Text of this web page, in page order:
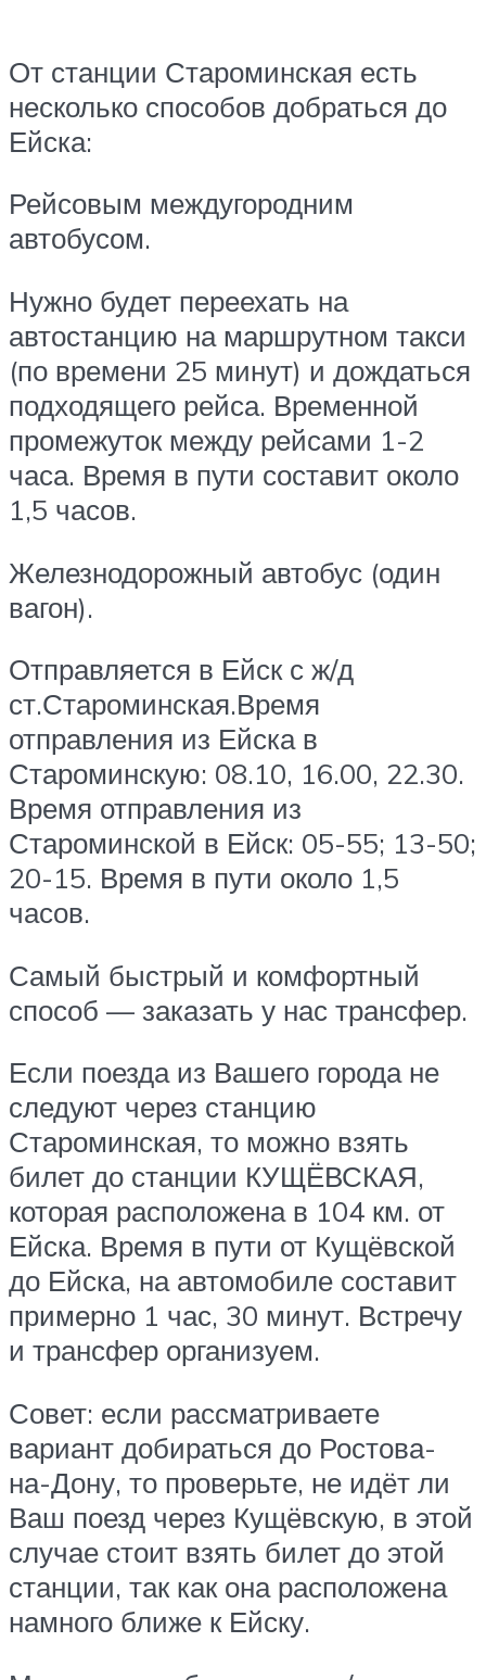
От станции Староминская есть
несколько способов добраться до
Ейска:
Рейсовым междугородним
автобусом.
Нужно будет переехать на
автостанцию на маршрутном такси
(по времени 25 минут) и дождаться
подходящего рейса. Временной
промежуток между рейсами 1-2
часа. Время в пути составит около
1,5 часов.
Железнодорожный автобус (один
вагон).
Отправляется в Ейск с ж/д
ст.Староминская.Время
отправления из Ейска в
Староминскую: 08.10, 16.00, 22.30.
Время отправления из
Староминской в Ейск: 05-55; 13-50;
20-15. Время в пути около 1,5
часов.
Самый быстрый и комфортный
способ — заказать у нас трансфер.
Если поезда из Вашего города не
следуют через станцию
Староминская, то можно взять
билет до станции КУЩЁВСКАЯ,
которая расположена в 104 км. от
Ейска. Время в пути от Кущёвской
до Ейска, на автомобиле составит
примерно 1 час, 30 минут. Встречу
и трансфер организуем.
Совет: если рассматриваете
вариант добираться до Ростова-
на-Дону, то проверьте, не идёт ли
Ваш поезд через Кущёвскую, в этой
случае стоит взять билет до этой
станции, так как она расположена
намного ближе к Ейску.